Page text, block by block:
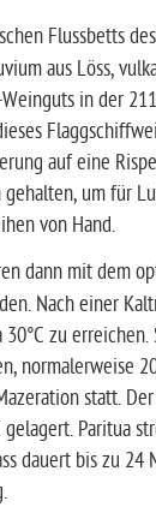
Flussbetts
aus Löss,
in der
auf eine
um für
von Hand.
dann mit dem
Nach einer
zu erreichen.
normalerweise
statt.
Paritua
dauert bis zu 24